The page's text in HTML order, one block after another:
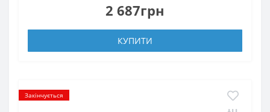
2 687грн
КУПИТИ
Закінчується